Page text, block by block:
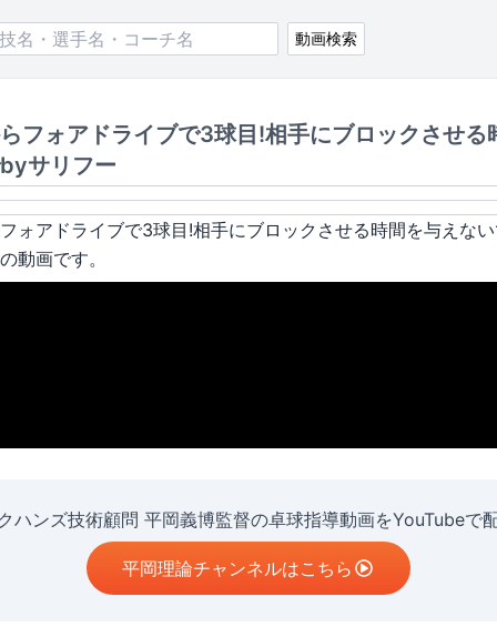
動画検索
フォアドライブで3球目!相手にブロックさせる
サリフー
ォアドライブで3球目!相手にブロックさせる時間を与えな
動画です。
ハンズ技術顧問 平岡義博監督の卓球指導動画をYouTubeで
平岡理論チャンネルはこちら